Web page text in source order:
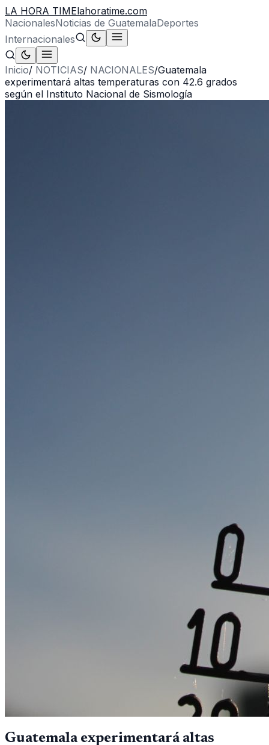
LA HORA TIMElahoratime.com
NacionalesNoticias de GuatemalaDeportes
Internacionales
Inicio/ NOTICIAS/ NACIONALES/Guatemala
experimentará altas temperaturas con 42.6 grados
según el Instituto Nacional de Sismología
Guatemala experimentará altas